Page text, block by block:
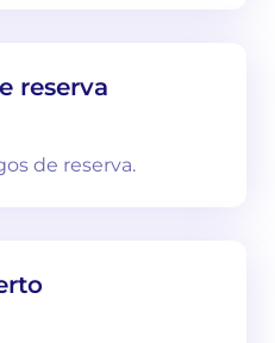
reserva
de reserva.